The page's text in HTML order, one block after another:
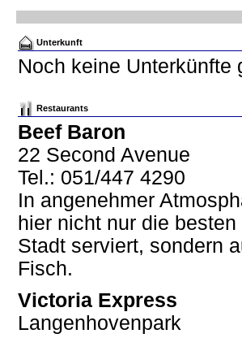
Unterkunft
Noch keine Unterkünfte
Restaurants
Beef Baron
22 Second Avenue
Tel.: 051/447 4290
In angenehmer
hier nicht nur die
Stadt serviert, sondern
Fisch.
Victoria Express
Langenhovenpark